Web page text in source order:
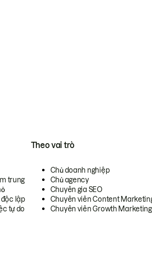
trung
độc lập
tự do
Theo vai trò
Chủ doanh nghiệp
Chủ agency
Chuyên gia SEO
Chuyên viên Content
Chuyên viên Growth